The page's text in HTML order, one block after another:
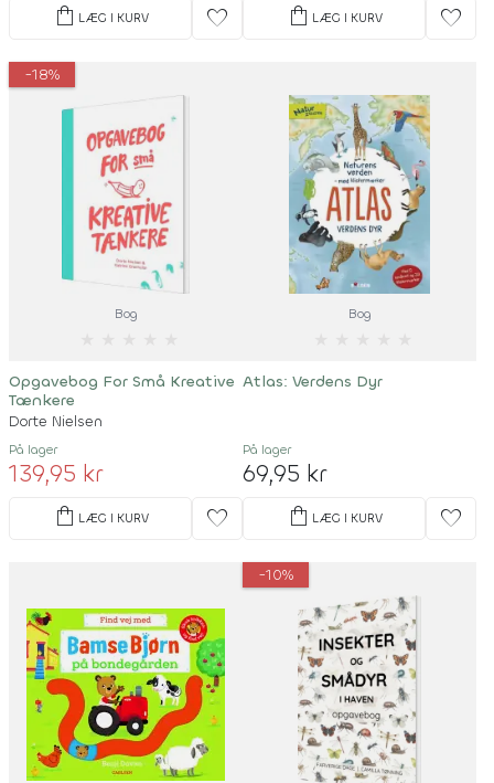
shopping_bag LÆG I KURV favorite shopping_bag LÆG I KURV favorite
-18%
Bog
Opgavebog For Små Kreative
Tænkere
Dorte Nielsen
På lager
139,95 kr
shopping_bag LÆG I KURV favorite
Bog
Atlas: Verdens Dyr
På lager
69,95 kr
shopping_bag LÆG I KURV favorite
-10%